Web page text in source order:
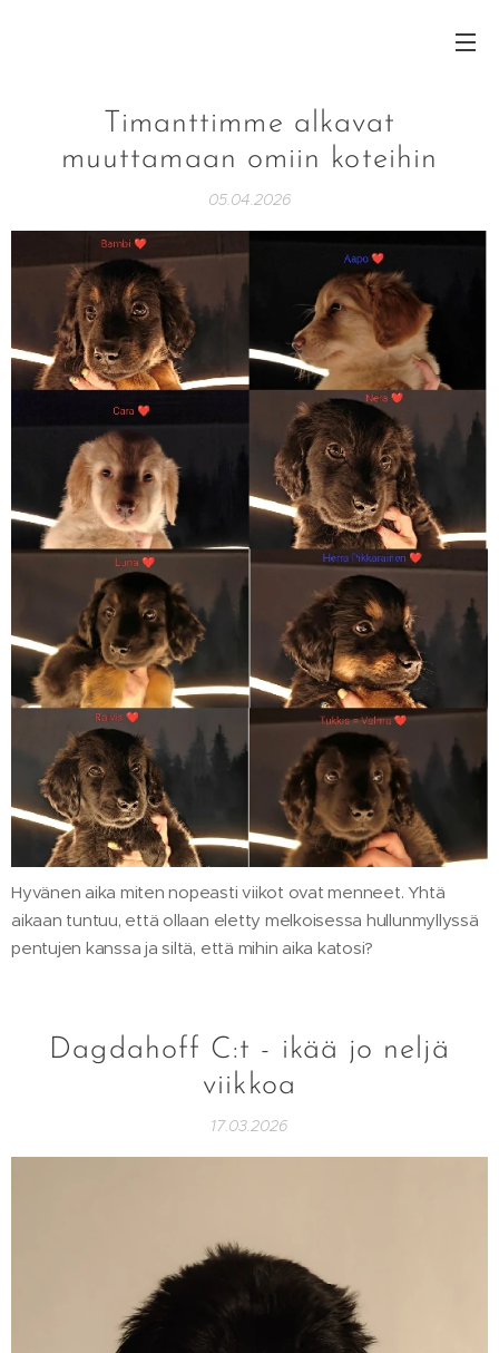
Timanttimme alkavat
muuttamaan omiin koteihin
05.04.2026
Hyvänen aika miten nopeasti viikot ovat menneet. Yhtä
aikaan tuntuu, että ollaan eletty melkoisessa hullunmyllyssä
pentujen kanssa ja siltä, että mihin aika katosi?
Dagdahoff C:t - ikää jo neljä
viikkoa
17.03.2026